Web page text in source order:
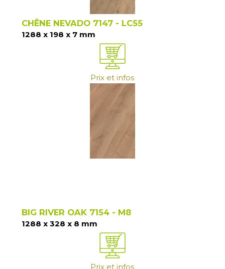
CHÊNE NEVADO 7147 - LC55
1288 x 198 x 7 mm
Prix et infos
BIG RIVER OAK 7154 - M8
1288 x 328 x 8 mm
Prix et infos